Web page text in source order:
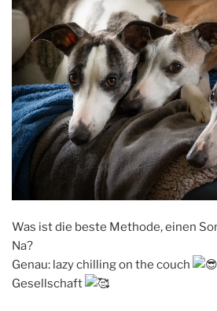
Was ist die beste Methode, einen
Na?
Genau: lazy chilling on the couch
Gesellschaft